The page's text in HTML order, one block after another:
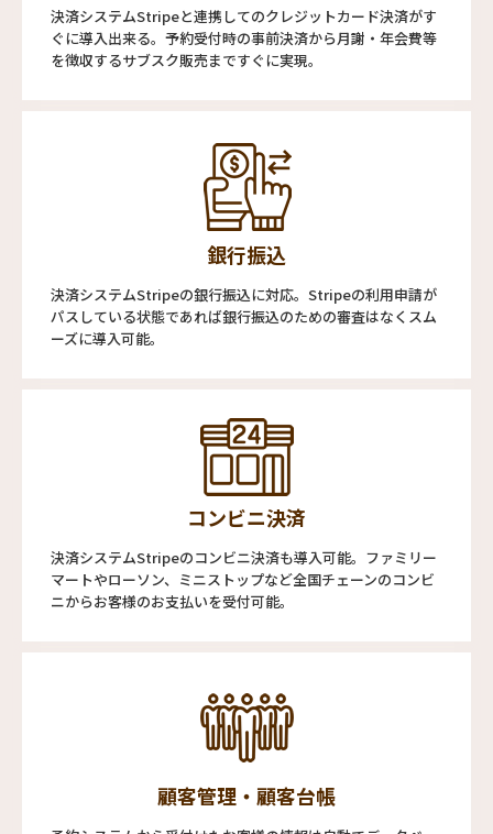
決済システムStripeと連携してのクレジットカード決済がす
ぐに導入出来る。予約受付時の事前決済から月謝・年会費等
を徴収するサブスク販売まですぐに実現。
銀行振込
決済システムStripeの銀行振込に対応。Stripeの利用申請が
パスしている状態であれば銀行振込のための審査はなくスム
ーズに導入可能。
コンビニ決済
決済システムStripeのコンビニ決済も導入可能。ファミリー
マートやローソン、ミニストップなど全国チェーンのコンビ
ニからお客様のお支払いを受付可能。
顧客管理・顧客台帳